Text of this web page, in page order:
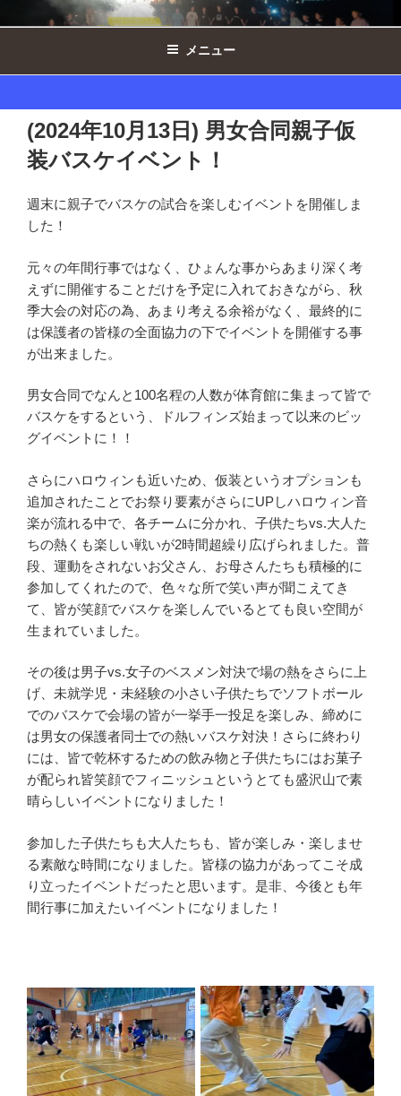
ン
ン
西の原ドルフィンズ女子 ｜ 千葉県印
西市ミニバスケットボール
メニュー
(2024年10月13日) 男女合同親子仮
装バスケイベント！
週末に親子でバスケの試合を楽しむイベントを開催しま
した！
元々の年間行事ではなく、ひょんな事からあまり深く考
えずに開催することだけを予定に入れておきながら、秋
季大会の対応の為、あまり考える余裕がなく、最終的に
は保護者の皆様の全面協力の下でイベントを開催する事
が出来ました。
男女合同でなんと100名程の人数が体育館に集まって皆で
バスケをするという、ドルフィンズ始まって以来のビッ
グイベントに！！
さらにハロウィンも近いため、仮装というオプションも
追加されたことでお祭り要素がさらにUPしハロウィン音
楽が流れる中で、各チームに分かれ、子供たちvs.大人た
ちの熱くも楽しい戦いが2時間超繰り広げられました。普
段、運動をされないお父さん、お母さんたちも積極的に
参加してくれたので、色々な所で笑い声が聞こえてき
て、皆が笑顔でバスケを楽しんでいるとても良い空間が
生まれていました。
その後は男子vs.女子のベスメン対決で場の熱をさらに上
げ、未就学児・未経験の小さい子供たちでソフトボール
でのバスケで会場の皆が一挙手一投足を楽しみ、締めに
は男女の保護者同士での熱いバスケ対決！さらに終わり
には、皆で乾杯するための飲み物と子供たちにはお菓子
が配られ皆笑顔でフィニッシュというとても盛沢山で素
晴らしいイベントになりました！
参加した子供たちも大人たちも、皆が楽しみ・楽しませ
る素敵な時間になりました。皆様の協力があってこそ成
り立ったイベントだったと思います。是非、今後とも年
間行事に加えたいイベントになりました！